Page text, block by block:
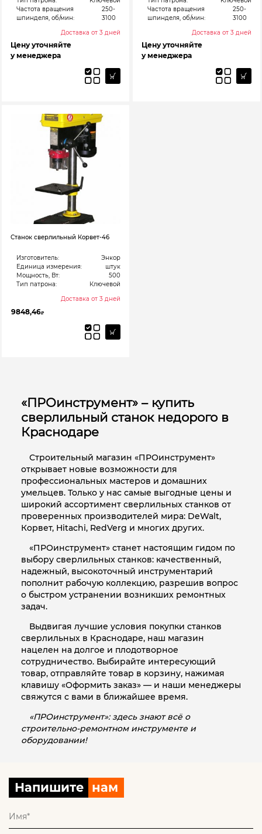
Частота вращения
шпинделя, об/мин:
250-
3100
Доставка от 3 дней
Цену уточняйте
у менеджера
Частота вращения
шпинделя, об/мин:
250-
3100
Доставка от 3 дней
Цену уточняйте
у менеджера
Станок сверлильный Корвет-46
Изготовитель:
Энкор
Единица измерения:
штук
Мощность, Вт:
500
Тип патрона:
Ключевой
Доставка от 3 дней
9848,46₽
«ПРОинструмент» – купить
сверлильный станок недорого в
Краснодаре
Строительный магазин «ПРОинструмент»
открывает новые возможности для
профессиональных мастеров и домашних
умельцев. Только у нас самые выгодные цены и
широкий ассортимент сверлильных станков от
проверенных производителей мира: DeWalt,
Корвет, Hitachi, RedVerg и многих других.
«ПРОинструмент» станет настоящим гидом по
выбору сверлильных станков: качественный,
надежный, высокоточный инструментарий
пополнит рабочую коллекцию, разрешив вопрос
о быстром устранении возникших ремонтных
задач.
Выдвигая лучшие условия покупки станков
сверлильных в Краснодаре, наш магазин
нацелен на долгое и плодотворное
сотрудничество. Выбирайте интересующий
товар, отправляйте товар в корзину, нажимая
клавишу «Оформить заказ» — и наши менеджеры
свяжутся с вами в ближайшее время.
«ПРОинструмент»: здесь знают всё о
строительно-ремонтном инструменте и
оборудовании!
Напишите нам